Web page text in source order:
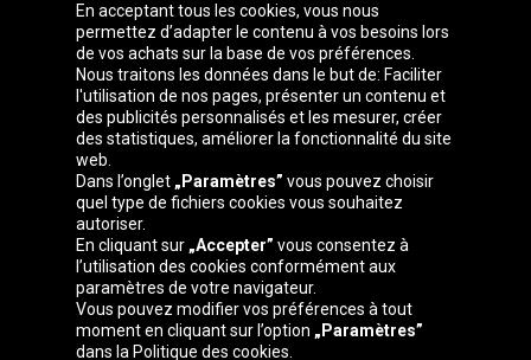
Groupe Oponeo
Česká
republika
Deutschland Éire España
France Italia Magyarország Nederland
En acceptant tous les cookies, vous nous
permettez d’adapter le contenu à vos besoins lors
de vos achats sur la base de vos préférences.
Nous traitons les données dans le but de: Faciliter
l'utilisation de nos pages, présenter un contenu et
des publicités personnalisés et les mesurer, créer
des statistiques, améliorer la fonctionnalité du site
web.
Dans l’onglet „Paramètres” vous pouvez choisir
quel type de fichiers cookies vous souhaitez
autoriser.
En cliquant sur „Accepter” vous consentez à
l’utilisation des cookies conformément aux
paramètres de votre navigateur.
Vous pouvez modifier vos préférences à tout
moment en cliquant sur l’option „Paramètres”
dans la Politique des cookies.